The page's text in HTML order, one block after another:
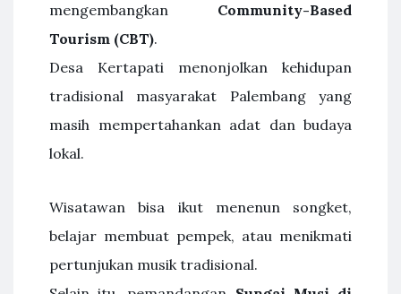
mengembangkan Community-Based
Tourism (CBT).
Desa Kertapati menonjolkan kehidupan
tradisional masyarakat Palembang yang
masih mempertahankan adat dan budaya
lokal.
Wisatawan bisa ikut menenun songket,
belajar membuat pempek, atau menikmati
pertunjukan musik tradisional.